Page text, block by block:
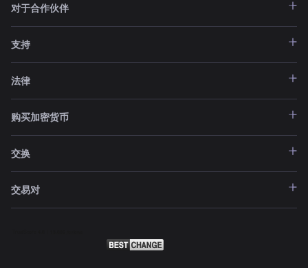
对于合作伙伴
支持
法律
购买加密货币
交换
交易对